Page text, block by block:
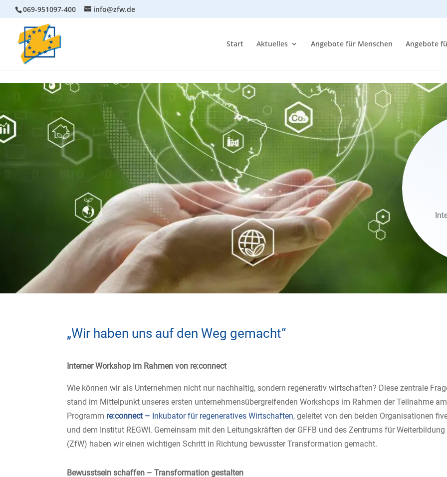
069-951097-400 info@zfw.de
Start Aktuelles Angebote für Menschen Angebote
„Wir haben uns auf den Weg gemacht“
Interner Workshop im Rahmen von re:connect
Wie können wir als Unternehmen nicht nur nachhaltig, sondern regenerativ wirtschaften? Diese zentrale
stand im Mittelpunkt unseres ersten unternehmensübergreifenden Workshops im Rahmen der Teilnahme am
Programm re:connect – Inkubator für regeneratives Wirtschaften, geleitet von den beiden Organisationen
und dem Institut REGWI. Gemeinsam mit den Leitungskräften der GFFB und des Zentrums für Weiterbildung
(ZfW) haben wir einen wichtigen Schritt in Richtung bewusster Transformation gemacht.
Bewusstsein schaffen – Transformation gestalten